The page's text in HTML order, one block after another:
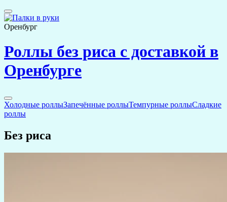
Оренбург
Роллы без риса с доставкой в
Оренбурге
Холодные роллыЗапечённые роллыТемпурные роллыСладкие
роллы
Без риса